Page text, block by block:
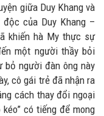
giữa Duy Khang và
của Duy Khang –
khiến hà My thực sự
một người thầy bỏi
bỏ người đàn ông này
cô gái trẻ đã nhận ra
cách thay đổi ngoại
có tiếng để mong